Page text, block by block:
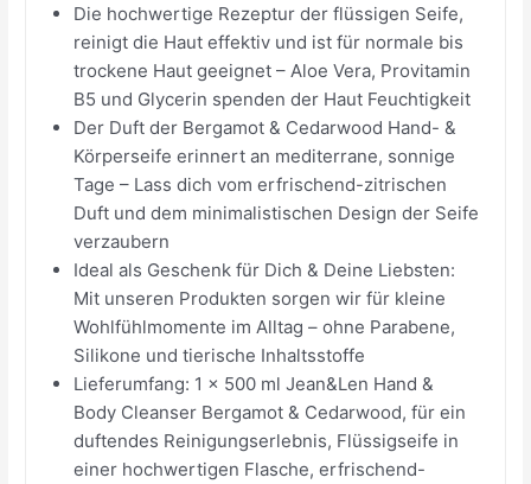
Die hochwertige Rezeptur der flüssigen Seife,
reinigt die Haut effektiv und ist für normale bis
trockene Haut geeignet – Aloe Vera, Provitamin
B5 und Glycerin spenden der Haut Feuchtigkeit
Der Duft der Bergamot & Cedarwood Hand- &
Körperseife erinnert an mediterrane, sonnige
Tage – Lass dich vom erfrischend-zitrischen
Duft und dem minimalistischen Design der Seife
verzaubern
Ideal als Geschenk für Dich & Deine Liebsten:
Mit unseren Produkten sorgen wir für kleine
Wohlfühlmomente im Alltag – ohne Parabene,
Silikone und tierische Inhaltsstoffe
Lieferumfang: 1 x 500 ml Jean&Len Hand &
Body Cleanser Bergamot & Cedarwood, für ein
duftendes Reinigungserlebnis, Flüssigseife in
einer hochwertigen Flasche, erfrischend-